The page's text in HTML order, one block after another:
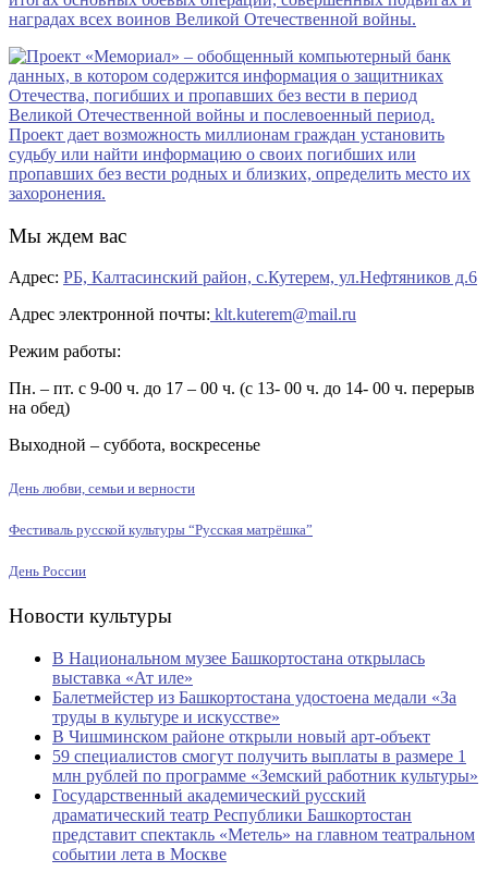
Мы ждем вас
Адрес: РБ, Калтасинский район, с.Кутерем, ул.Нефтяников д.6
Адрес электронной почты: klt.kuterem@mail.ru
Режим работы:
Пн. – пт. с 9-00 ч. до 17 – 00 ч. (с 13- 00 ч. до 14- 00 ч. перерыв
на обед)
Выходной – суббота, воскресенье
День любви, семьи и верности
Фестиваль русской культуры “Русская матрёшка”
День России
Новости культуры
В Национальном музее Башкортостана открылась
выставка «Ат иле»
Балетмейстер из Башкортостана удостоена медали «За
труды в культуре и искусстве»
В Чишминском районе открыли новый арт-объект
59 специалистов смогут получить выплаты в размере 1
млн рублей по программе «Земский работник культуры»
Государственный академический русский
драматический театр Республики Башкортостан
представит спектакль «Метель» на главном театральном
событии лета в Москве